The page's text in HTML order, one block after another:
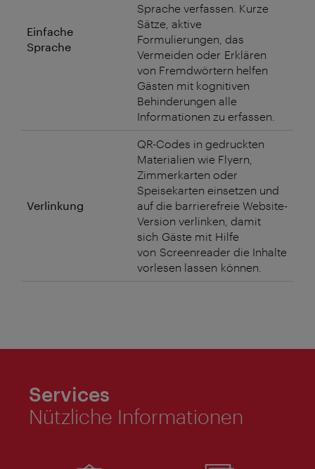
Einfache
Sprache
Sprache verfassen. Kurze
Sätze, aktive
Formulierungen, das
Vermeiden oder Erklären
von Fremdwörtern helfen
Gästen mit kognitiven
Behinderungen alle
Informationen zu erfassen.
Verlinkung
QR-Codes in gedruckten
Materialien wie Flyern,
Zimmerkarten oder
Speisekarten einsetzen und
auf die barrierefreie Website-
Version verlinken, damit
sich Gäste mit Hilfe
von Screenreader die Inhalte
vorlesen lassen können.
Services
Nützliche Informationen